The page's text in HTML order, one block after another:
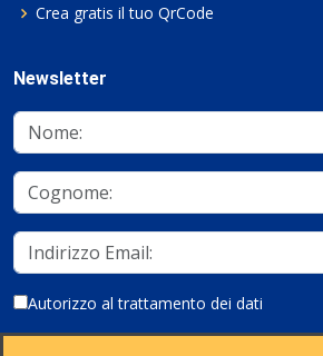
Crea gratis il tuo QrCode
Newsletter
Autorizzo al trattamento dei dati